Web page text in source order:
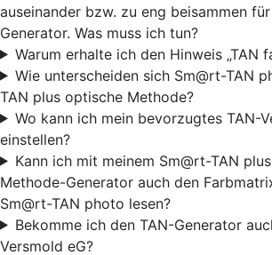
auseinander bzw. zu eng beisammen
Generator. Was muss ich tun?
Warum erhalte ich den Hinweis „TAN
Wie unterscheiden sich Sm@rt-TAN
TAN plus optische Methode?
Wo kann ich mein bevorzugtes TAN-
einstellen?
Kann ich mit meinem Sm@rt-TAN
Methode-Generator auch den
Sm@rt-TAN photo lesen?
Bekomme ich den TAN-Generator
Versmold eG?